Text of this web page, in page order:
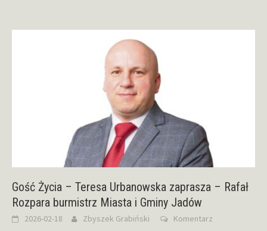
Gość Życia – Teresa Urbanowska zaprasza – Rafał
Rozpara burmistrz Miasta i Gminy Jadów
2026-02-18 Zbyszek Grabiński Komentarz